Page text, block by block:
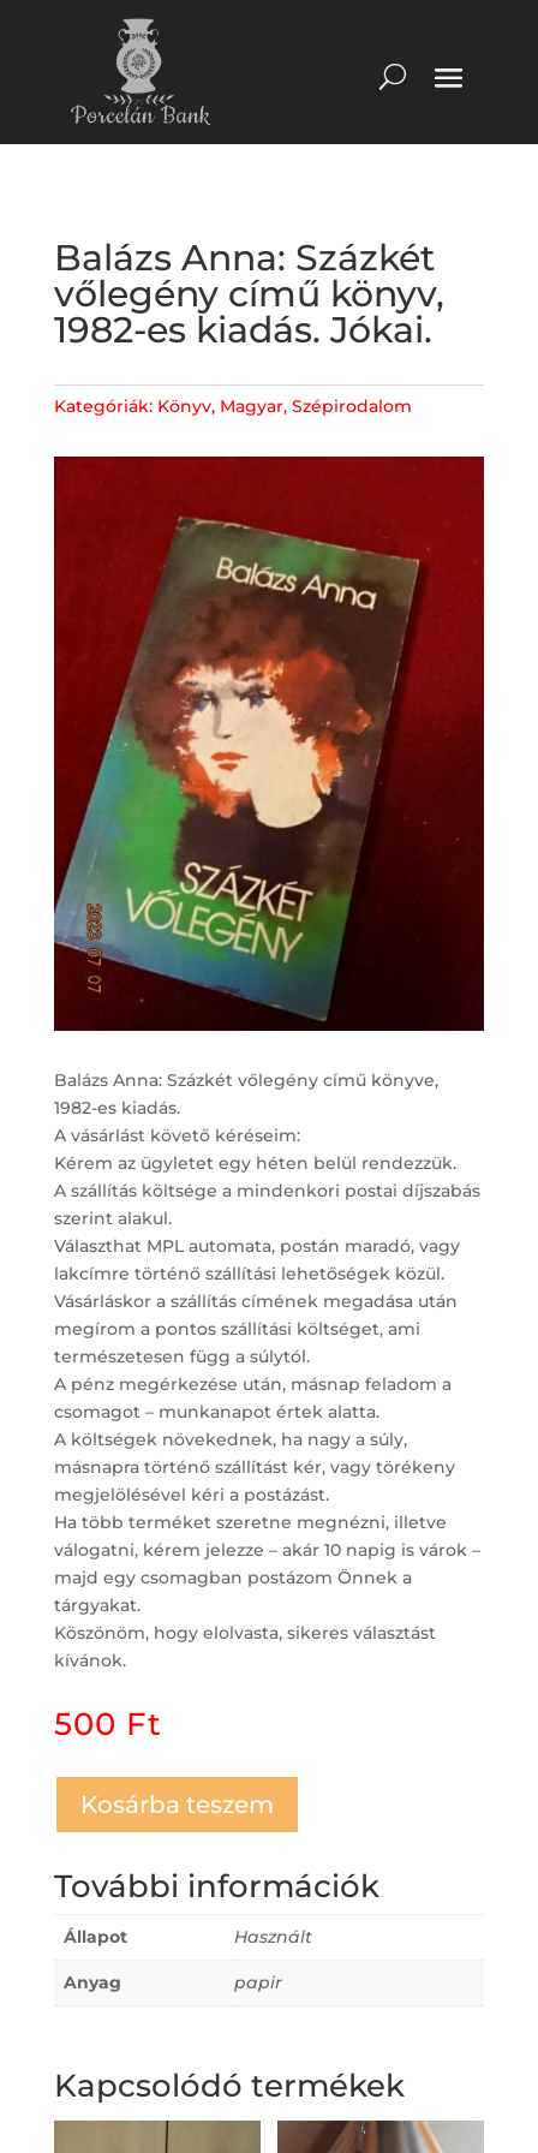
Balázs Anna: Százkét
vőlegény című könyv,
1982-es kiadás. Jókai.
Kategóriák: Könyv, Magyar, Szépirodalom
Balázs Anna: Százkét vőlegény című könyve,
1982-es kiadás.
A vásárlást követő kéréseim:
Kérem az ügyletet egy héten belül rendezzük.
A szállítás költsége a mindenkori postai díjszabás
szerint alakul.
Választhat MPL automata, postán maradó, vagy
lakcímre történő szállítási lehetőségek közül.
Vásárláskor a szállítás címének megadása után
megírom a pontos szállítási költséget, ami
természetesen függ a súlytól.
A pénz megérkezése után, másnap feladom a
csomagot – munkanapot értek alatta.
A költségek növekednek, ha nagy a súly,
másnapra történő szállítást kér, vagy törékeny
megjelölésével kéri a postázást.
Ha több terméket szeretne megnézni, illetve
válogatni, kérem jelezze – akár 10 napig is várok –
majd egy csomagban postázom Önnek a
tárgyakat.
Köszönöm, hogy elolvasta, sikeres választást
kívánok.
500 Ft
Kosárba teszem
További információk
Állapot Használt
Anyag papir
Kapcsolódó termékek